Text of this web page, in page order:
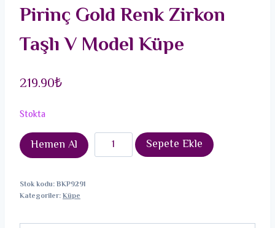
Pirinç Gold Renk Zirkon
Taşlı V Model Küpe
219.90₺
Stokta
Hemen Al
Pirinç
Gold
V
Sepete Ekle
Stok kodu:BKP9291
Kategoriler:Küpe